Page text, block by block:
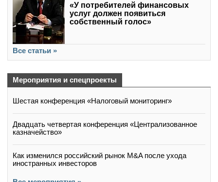
«У потребителей финансовых
услуг должен появиться
собственный голос»
Все статьи »
Мероприятия и спецпроекты
Шестая конференция «Налоговый мониторинг»
Двадцать четвертая конференция «Централизованное
казначейство»
Как изменился российский рынок M&A после ухода
иностранных инвесторов